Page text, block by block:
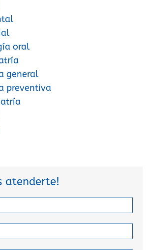
oral
general
preventiva
atenderte!